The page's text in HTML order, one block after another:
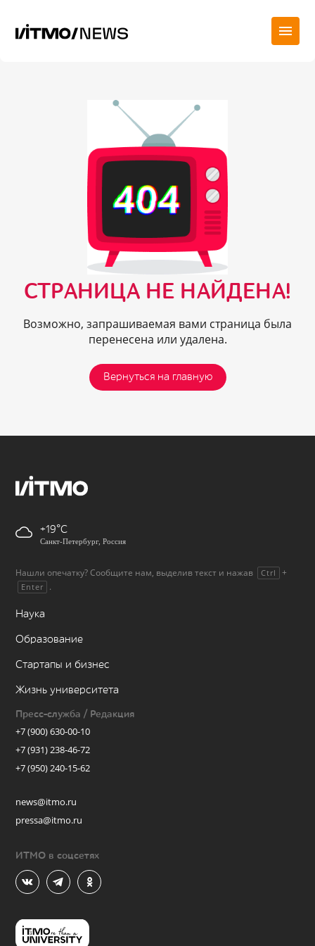
СТРАНИЦА НЕ НАЙДЕНА!
Возможно, запрашиваемая вами страница была
перенесена или удалена.
Вернуться на главную
+19
Санкт-Петербург, Россия
Нашли опечатку? Сообщите нам, выделив текст и нажав Ctrl +
Enter .
Наука
Образование
Стартапы и бизнес
Жизнь университета
Пресс-служба / Редакция
+7 (900) 630-00-10
+7 (931) 238-46-72
+7 (950) 240-15-62
news@itmo.ru
pressa@itmo.ru
ИТМО в соцсетях